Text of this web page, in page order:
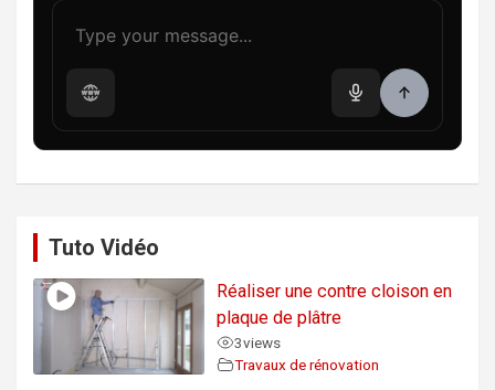
Tuto Vidéo
Réaliser une contre cloison en
plaque de plâtre
3views
Travaux de rénovation